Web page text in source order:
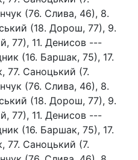
(76. Слива, 46), 8.
(18. Дорош, 77), 9.
77), 11. Денисов ---
(16. Баршак, 75), 17.
77. Саноцький (7.
(76. Слива, 46), 8.
(18. Дорош, 77), 9.
77), 11. Денисов ---
(16. Баршак, 75), 17.
77. Саноцький (7.